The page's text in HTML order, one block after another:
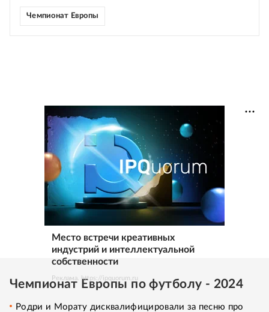
Чемпионат Европы
Место встречи креативных
индустрий и интеллектуальной
собственности
Реклама. https://ipquorum.ru
Чемпионат Европы по футболу - 2024
Родри и Морату дисквалифицировали за песню про